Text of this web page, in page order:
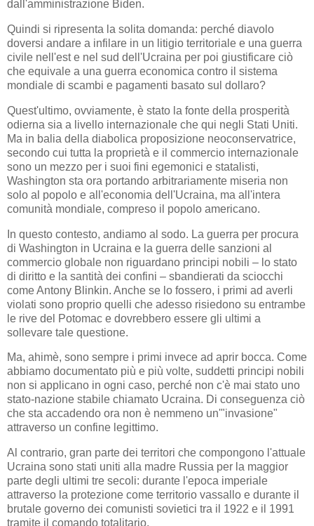
dall'amministrazione Biden.
Quindi si ripresenta la solita domanda: perché diavolo
doversi andare a infilare in un litigio territoriale e una guerra
civile nell'est e nel sud dell'Ucraina per poi giustificare ciò
che equivale a una guerra economica contro il sistema
mondiale di scambi e pagamenti basato sul dollaro?
Quest'ultimo, ovviamente, è stato la fonte della prosperità
odierna sia a livello internazionale che qui negli Stati Uniti.
Ma in balia della diabolica proposizione neoconservatrice,
secondo cui tutta la proprietà e il commercio internazionale
sono un mezzo per i suoi fini egemonici e statalisti,
Washington sta ora portando arbitrariamente miseria non
solo al popolo e all'economia dell'Ucraina, ma all'intera
comunità mondiale, compreso il popolo americano.
In questo contesto, andiamo al sodo. La guerra per procura
di Washington in Ucraina e la guerra delle sanzioni al
commercio globale non riguardano principi nobili – lo stato
di diritto e la santità dei confini – sbandierati da sciocchi
come Antony Blinkin. Anche se lo fossero, i primi ad averli
violati sono proprio quelli che adesso risiedono su entrambe
le rive del Potomac e dovrebbero essere gli ultimi a
sollevare tale questione.
Ma, ahimè, sono sempre i primi invece ad aprir bocca. Come
abbiamo documentato più e più volte, suddetti principi nobili
non si applicano in ogni caso, perché non c'è mai stato uno
stato-nazione stabile chiamato Ucraina. Di conseguenza ciò
che sta accadendo ora non è nemmeno un'"invasione"
attraverso un confine legittimo.
Al contrario, gran parte dei territori che compongono l'attuale
Ucraina sono stati uniti alla madre Russia per la maggior
parte degli ultimi tre secoli: durante l'epoca imperiale
attraverso la protezione come territorio vassallo e durante il
brutale governo dei comunisti sovietici tra il 1922 e il 1991
tramite il comando totalitario.